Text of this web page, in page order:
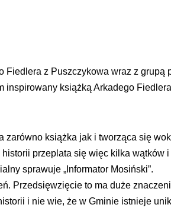
Fiedlera z Puszczykowa wraz z grupą
książką Arkadego
zarówno książka jak i tworząca się
przeplata się więc kilka wątków
sprawuje „Informator Mosiński”.
Przedsięwzięcie to ma duże
i nie wie, że w Gminie istnieje